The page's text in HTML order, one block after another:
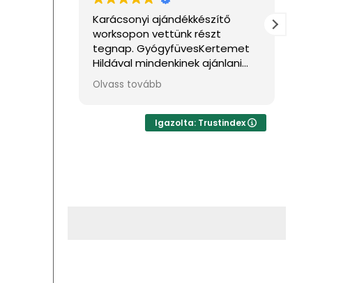
Karácsonyi ajándékkészítő
worksopon vettünk részt
tegnap. GyógyfüvesKertemet
Hildával mindenkinek ajánlani
tudom, ha feltöltődésre,
egyben tudásra vágyik kellemes
több csillagot adni, akkor azt
mind adnám.
Olvass tovább
Igazolta: Trustindex